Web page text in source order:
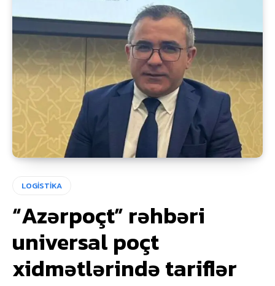
LOGİSTİKA
“Azərpoçt” rəhbəri
universal poçt
xidmətlərində tariflər